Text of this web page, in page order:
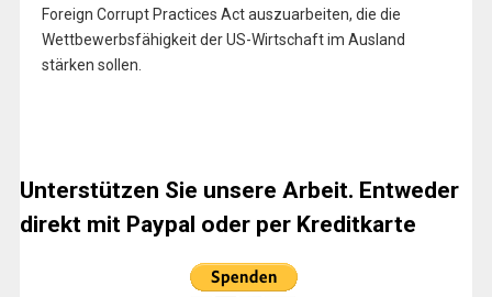
Foreign Corrupt Practices Act auszuarbeiten, die die
Wettbewerbsfähigkeit der US-Wirtschaft im Ausland
stärken sollen.
Unterstützen Sie unsere Arbeit. Entweder
direkt mit Paypal oder per Kreditkarte